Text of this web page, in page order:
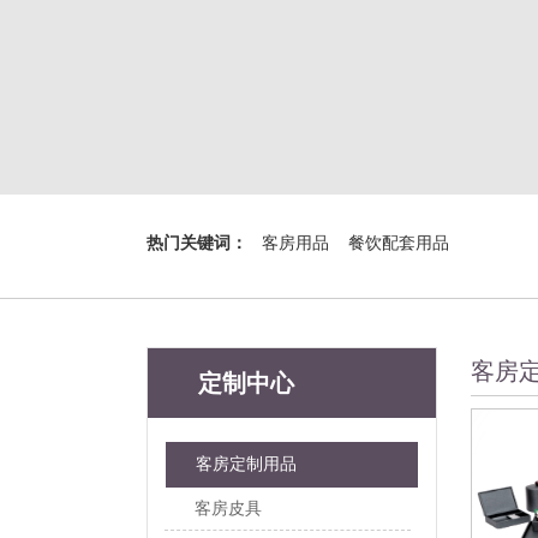
热门关键词： 客房用品 餐饮配套用品
定制中心
客房定制用品
客房皮具
客房